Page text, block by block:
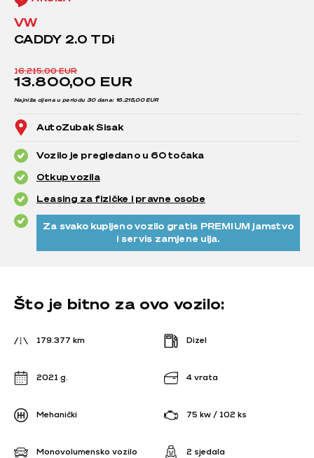
VW
CADDY 2.0 TDi
16.215,00 EUR
13.800,00 EUR
Najniža cijena u periodu 30 dana: 16.215,00 EUR
AutoZubak Sisak
Vozilo je pregledano u 60 točaka
Otkup vozila
Leasing za fizičke i pravne osobe
Za svako kupljeno vozilo gratis PREMIUM jamstvo
i servis zamjene ulja.
Što je bitno za ovo vozilo:
179.377 km Dizel
2021 g. 4 vrata
Mehanički 75 kw / 102 ks
Monovolumensko vozilo 2 sjedala